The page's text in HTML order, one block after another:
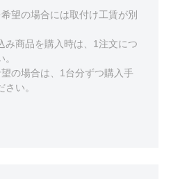
望の場合には取付け工賃が別
み商品を購入時は、1注文につ
の場合は、1台分ずつ購入手
い。